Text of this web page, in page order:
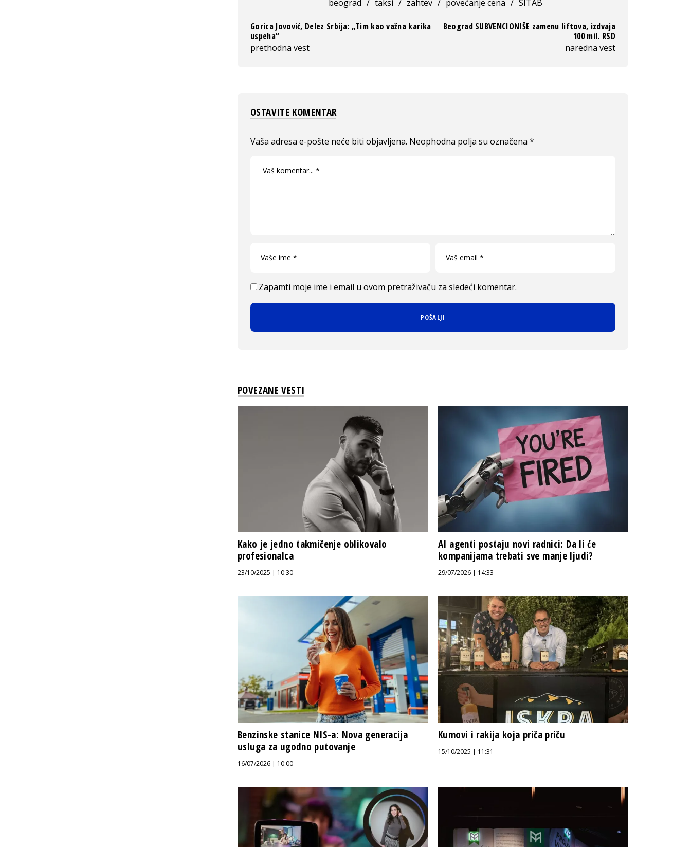
beograd / taksi / zahtev / povećanje cena / SITAB
Gorica Jovović, Delez Srbija: „Tim kao važna karika
uspeha“
prethodna vest
Beograd SUBVENCIONIŠE zamenu liftova, izdvaja
100 mil. RSD
naredna vest
OSTAVITE KOMENTAR
Vaša adresa e-pošte neće biti objavljena. Neophodna polja su označena *
Zapamti moje ime i email u ovom pretraživaču za sledeći komentar.
POVEZANE VESTI
Kako je jedno takmičenje oblikovalo
profesionalca
23/10/2025 | 10:30
AI agenti postaju novi radnici: Da li će
kompanijama trebati sve manje ljudi?
29/07/2026 | 14:33
Benzinske stanice NIS-a: Nova generacija
usluga za ugodno putovanje
16/07/2026 | 10:00
Kumovi i rakija koja priča priču
15/10/2025 | 11:31